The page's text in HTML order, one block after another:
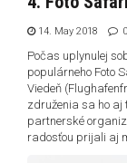
14. May 2018 0
Počas uplynulej
populárneho Foto
Viedeň
združenia sa ho aj
partnerské
radosťou prijali aj